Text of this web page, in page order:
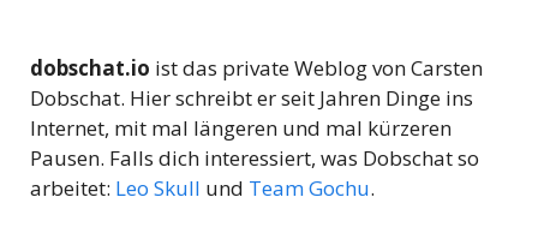
dobschat.io ist das private Weblog von Carsten
Dobschat. Hier schreibt er seit Jahren Dinge ins
Internet, mit mal längeren und mal kürzeren
Pausen. Falls dich interessiert, was Dobschat so
arbeitet: Leo Skull und Team Gochu.